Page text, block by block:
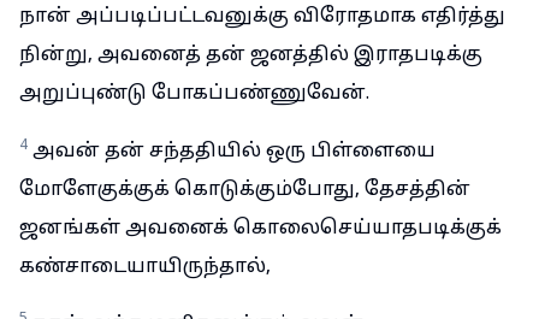
நான் அப்படிப்பட்டவனுக்கு விரோதமாக எதிர்த்து
நின்று, அவனைத் தன் ஜனத்தில் இராதபடிக்கு
அறுப்புண்டு போகப்பண்ணுவேன்.
4 அவன் தன் சந்ததியில் ஒரு பிள்ளையை
மோளேகுக்குக் கொடுக்கும்போது, தேசத்தின்
ஜனங்கள் அவனைக் கொலைசெய்யாதபடிக்குக்
கண்சாடையாயிருந்தால்,